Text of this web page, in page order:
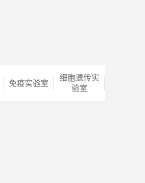
免疫实验室
细胞遗传实
验室